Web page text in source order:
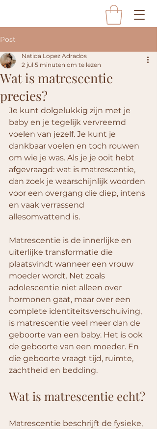
Post
Wat is matrescentie
precies?
Natida Lopez Adrados
2 jul 5 minuten om te lezen
Je kunt dolgelukkig zijn met je
baby en je tegelijk vervreemd
voelen van jezelf. Je kunt je
dankbaar voelen en toch rouwen
om wie je was. Als je je ooit hebt
afgevraagd: wat is matrescentie,
dan zoek je waarschijnlijk woorden
voor een overgang die diep, intens
en vaak verrassend
allesomvattend is.
Matrescentie is de innerlijke en
uiterlijke transformatie die
plaatsvindt wanneer een vrouw
moeder wordt. Net zoals
adolescentie niet alleen over
hormonen gaat, maar over een
complete identiteitsverschuiving,
is matrescentie veel meer dan de
geboorte van een baby. Het is ook
de geboorte van een moeder. En
die geboorte vraagt tijd, ruimte,
zachtheid en bedding.
Wat is matrescentie echt?
Matrescentie beschrijft de fysieke,